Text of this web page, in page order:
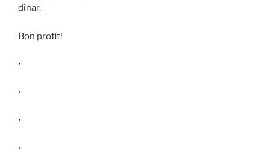
dinar.
Bon profit!
•
•
•
•